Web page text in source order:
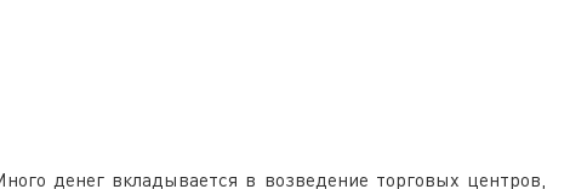
денег вкладывается в возведение торговых центров,